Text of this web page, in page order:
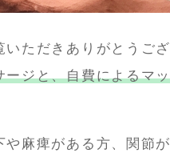
ただきありがとうござ
ジと、自費によるマ
麻痺がある方、関節